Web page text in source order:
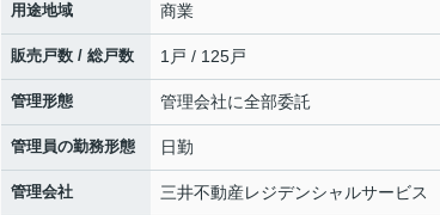
用途地域 商業
販売戸数 / 総戸数 1戸 / 125戸
管理形態 管理会社に全部委託
管理員の勤務形態 日勤
管理会社 三井不動産レジデンシャルサービス